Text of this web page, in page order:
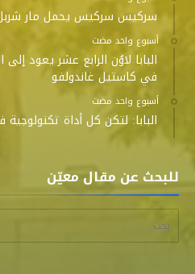
سركيس سركيس يحمل مار
‫‫‫‏‫أسبوع واحد مضت‬
البابا لاوُن الرابع عشر يعود
في كاستيل غاندولفو
‫‫‫‏‫أسبوع واحد مضت‬
البابا: لتكن كل أداة
للبحث عن مقال معيّن
البحث عن: